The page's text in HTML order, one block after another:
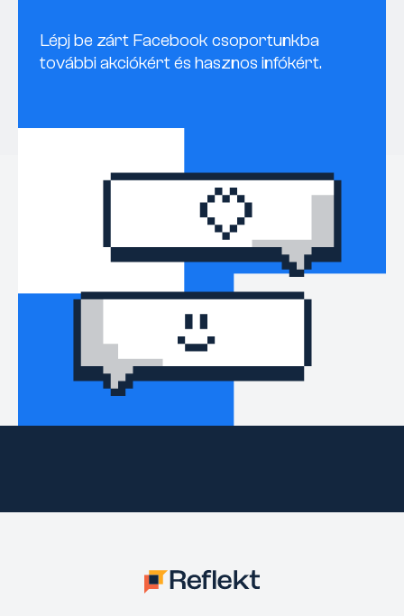
Lépj be zárt Facebook csoportunkba
további akciókért és hasznos infókért.